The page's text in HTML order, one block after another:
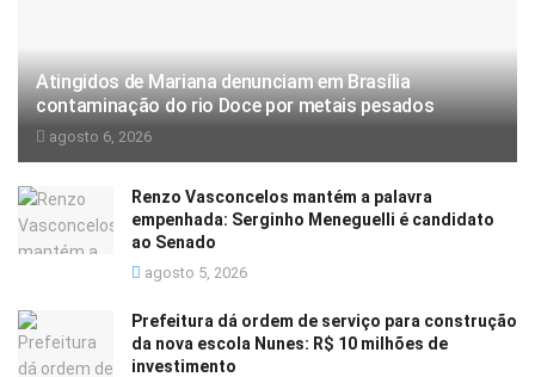
Atingidos de Mariana denunciam em Brasília
contaminação do rio Doce por metais pesados
agosto 6, 2026
Renzo Vasconcelos mantém a palavra
empenhada: Serginho Meneguelli é candidato
ao Senado
agosto 5, 2026
Prefeitura dá ordem de serviço para construção
da nova escola Nunes: R$ 10 milhões de
investimento